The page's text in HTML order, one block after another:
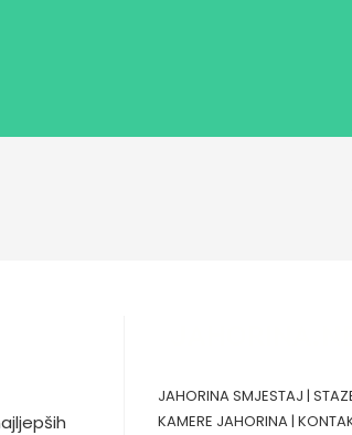
JAHORINA SMJESTAJ |
KAMERE JAHORINA|